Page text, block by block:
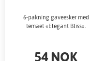
6-pakning gaveesker med
temaet «Elegant Bliss».
54 NOK